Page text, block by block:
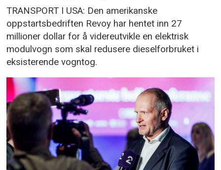
TRANSPORT I USA: Den amerikanske
oppstartsbedriften Revoy har hentet inn 27
millioner dollar for å videreutvikle en elektrisk
modulvogn som skal redusere dieselforbruket i
eksisterende vogntog.